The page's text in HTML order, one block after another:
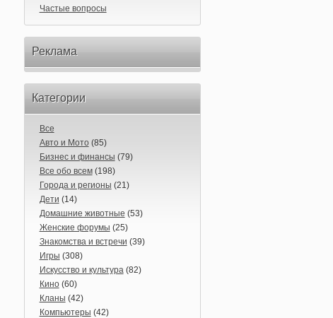
Частые вопросы
Реклама
Категории
Все
Авто и Мото(85)
Бизнес и финансы (79)
Все обо всем(198)
Города и регионы (21)
Дети (14)
Домашние животные (53)
Женские форумы (25)
Знакомства и встречи (39)
Игры (308)
Искусство и культура(82)
Кино(60)
Кланы (42)
Компьютеры (42)